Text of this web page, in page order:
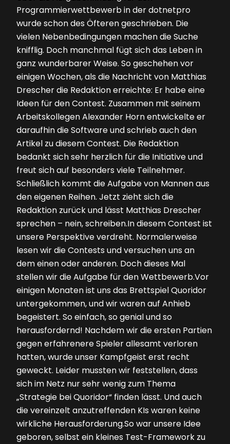
Programmierwettbewerb in der dotnetpro
wurde schon des Öfteren geschrieben. Die
vielen Nebenbedingungen machen die Suche
knifflig. Doch manchmal fügt sich das Leben in
ganz wunderbarer Weise. So geschehen vor
einigen Wochen, als die Nachricht von Matthias
Drescher die Redaktion erreichte: Er habe eine
Ideen für den Contest. Zusammen mit seinem
Arbeitskollegen Alexander Horn entwickelte er
daraufhin die Software und schrieb auch den
Artikel zu diesem Contest. Die Redaktion
bedankt sich sehr herzlich für die Initiative und
freut sich auf besonders viele Teilnehmer.
Schließlich kommt die Aufgabe von Mannen aus
den eigenen Reihen. Jetzt zieht sich die
Redaktion zurück und lässt Matthias Drescher
sprechen – nein, schreiben.In diesem Contest ist
unsere Perspektive verdreht. Normalerweise
lesen wir die Contests und versuchen uns an
dem einen oder anderen. Doch dieses Mal
stellen wir die Aufgabe für den Wettbewerb.Vor
einigen Monaten ist uns das Brettspiel Quoridor
untergekommen, und wir waren auf Anhieb
begeistert. So einfach, so genial und so
herausfordernd! Nachdem wir die ersten Partien
gegen erfahrenere Spieler allesamt verloren
hatten, wurde unser Kampfgeist erst recht
geweckt. Leider mussten wir feststellen, dass
sich im Netz nur sehr wenig zum Thema
„Strategie bei Quoridor“ finden lässt. Und auch
die ver­einzelt anzutreffenden KIs waren keine
wirkliche Herausforderung.So war unsere Idee
geboren, selbst ein kleines Test-Framework zu